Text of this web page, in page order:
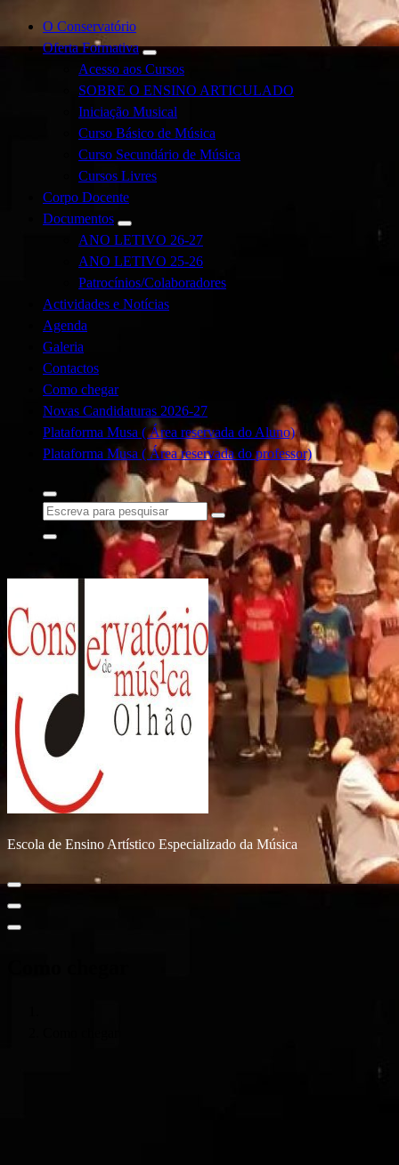
O Conservatório
Oferta Formativa
Acesso aos Cursos
SOBRE O ENSINO ARTICULADO
Iniciação Musical
Curso Básico de Música
Curso Secundário de Música
Cursos Livres
Corpo Docente
Documentos
ANO LETIVO 26-27
ANO LETIVO 25-26
Patrocínios/Colaboradores
Actividades e Notícias
Agenda
Galeria
Contactos
Como chegar
Novas Candidaturas 2026-27
Plataforma Musa ( Área reservada do Aluno)
Plataforma Musa ( Área reservada do professor)
Escola de Ensino Artístico Especializado da Música